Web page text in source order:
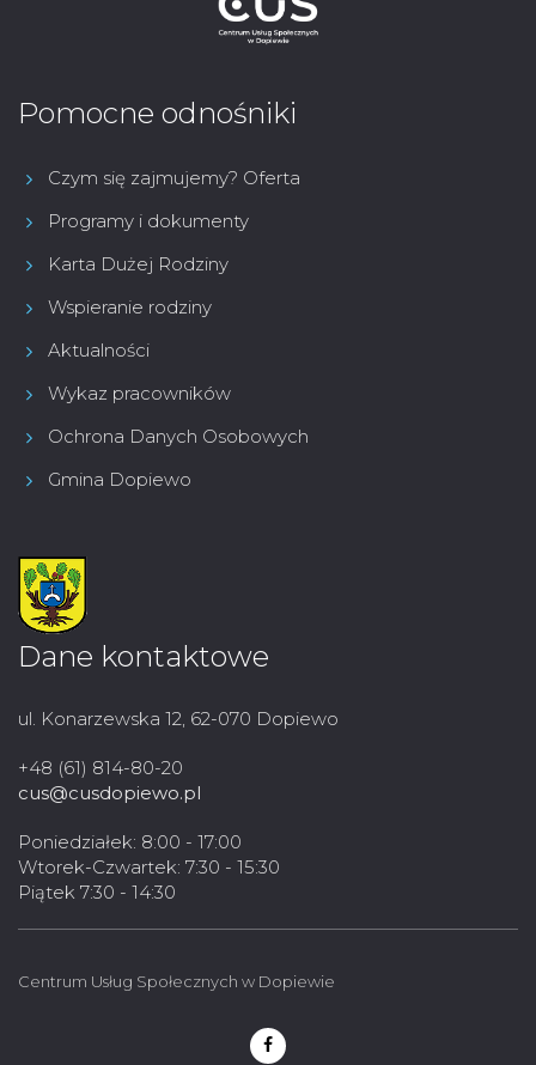
Pomocne odnośniki
Czym się zajmujemy? Oferta
Programy i dokumenty
Karta Dużej Rodziny
Wspieranie rodziny
Aktualności
Wykaz pracowników
Ochrona Danych Osobowych
Gmina Dopiewo
Dane kontaktowe
ul. Konarzewska 12, 62-070 Dopiewo
+48 (61) 814-80-20
cus@cusdopiewo.pl
Poniedziałek: 8:00 - 17:00
Wtorek-Czwartek: 7:30 - 15:30
Piątek 7:30 - 14:30
Centrum Usług Społecznych w Dopiewie